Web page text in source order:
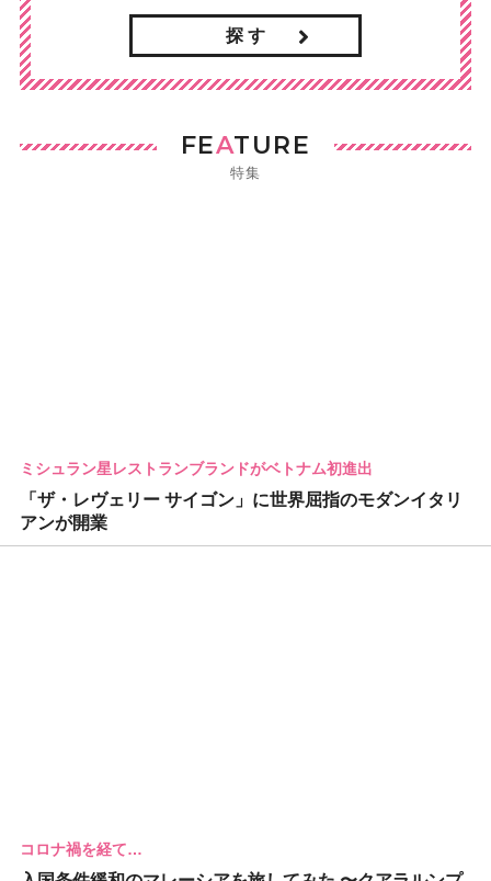
探 す
FEATURE
特集
ミシュラン星レストランブランドがベトナム初進出
「ザ・レヴェリー サイゴン」に世界屈指のモダンイタリ
アンが開業
コロナ禍を経て…